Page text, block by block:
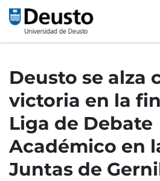
Deusto se alza
victoria en la
Liga de Debate
Académico en
Juntas de